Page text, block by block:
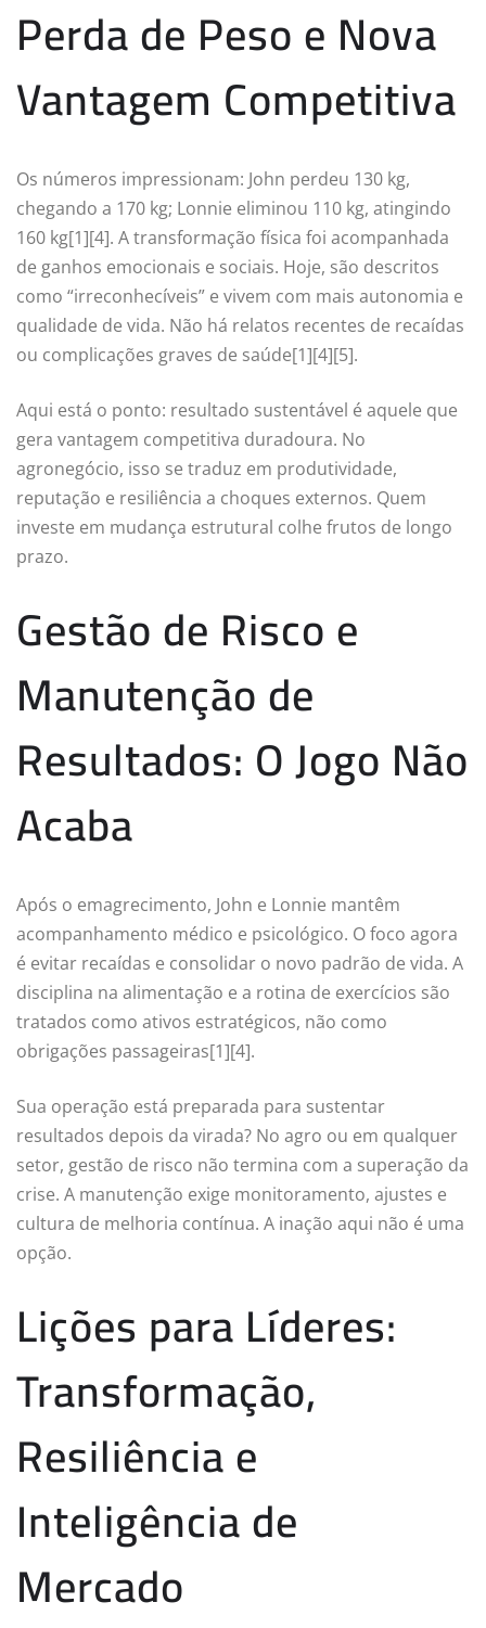
Perda de Peso e Nova
Vantagem Competitiva
Os números impressionam: John perdeu 130 kg,
chegando a 170 kg; Lonnie eliminou 110 kg, atingindo
160 kg[1][4]. A transformação física foi acompanhada
de ganhos emocionais e sociais. Hoje, são descritos
como “irreconhecíveis” e vivem com mais autonomia e
qualidade de vida. Não há relatos recentes de recaídas
ou complicações graves de saúde[1][4][5].
Aqui está o ponto: resultado sustentável é aquele que
gera vantagem competitiva duradoura. No
agronegócio, isso se traduz em produtividade,
reputação e resiliência a choques externos. Quem
investe em mudança estrutural colhe frutos de longo
prazo.
Gestão de Risco e
Manutenção de
Resultados: O Jogo Não
Acaba
Após o emagrecimento, John e Lonnie mantêm
acompanhamento médico e psicológico. O foco agora
é evitar recaídas e consolidar o novo padrão de vida. A
disciplina na alimentação e a rotina de exercícios são
tratados como ativos estratégicos, não como
obrigações passageiras[1][4].
Sua operação está preparada para sustentar
resultados depois da virada? No agro ou em qualquer
setor, gestão de risco não termina com a superação da
crise. A manutenção exige monitoramento, ajustes e
cultura de melhoria contínua. A inação aqui não é uma
opção.
Lições para Líderes:
Transformação,
Resiliência e
Inteligência de
Mercado